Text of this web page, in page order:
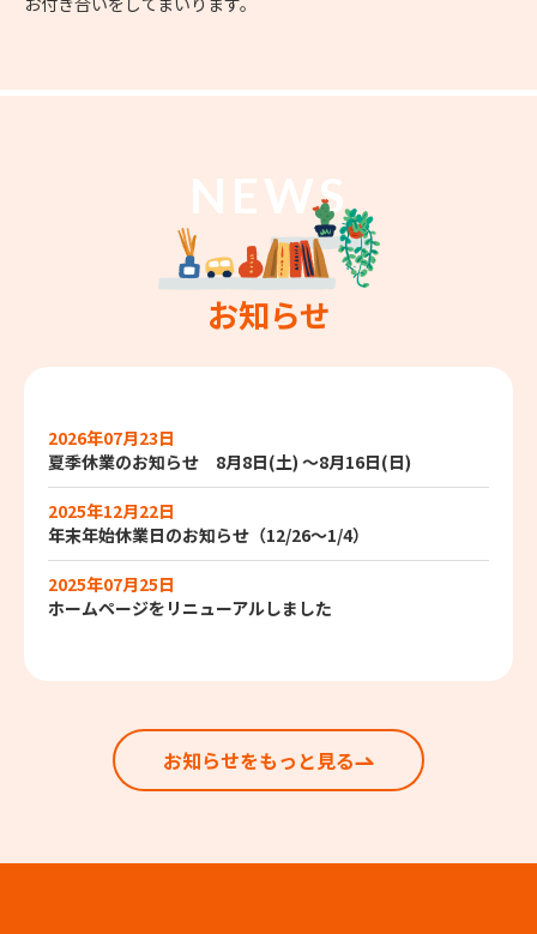
NEWS
お知らせ
2026年07月23日
夏季休業のお知らせ 8月8日(土) ～8月16日(日)
2025年12月22日
年末年始休業日のお知らせ（12/26～1/4）
2025年07月25日
ホームページをリニューアルしました
お知らせをもっと見る